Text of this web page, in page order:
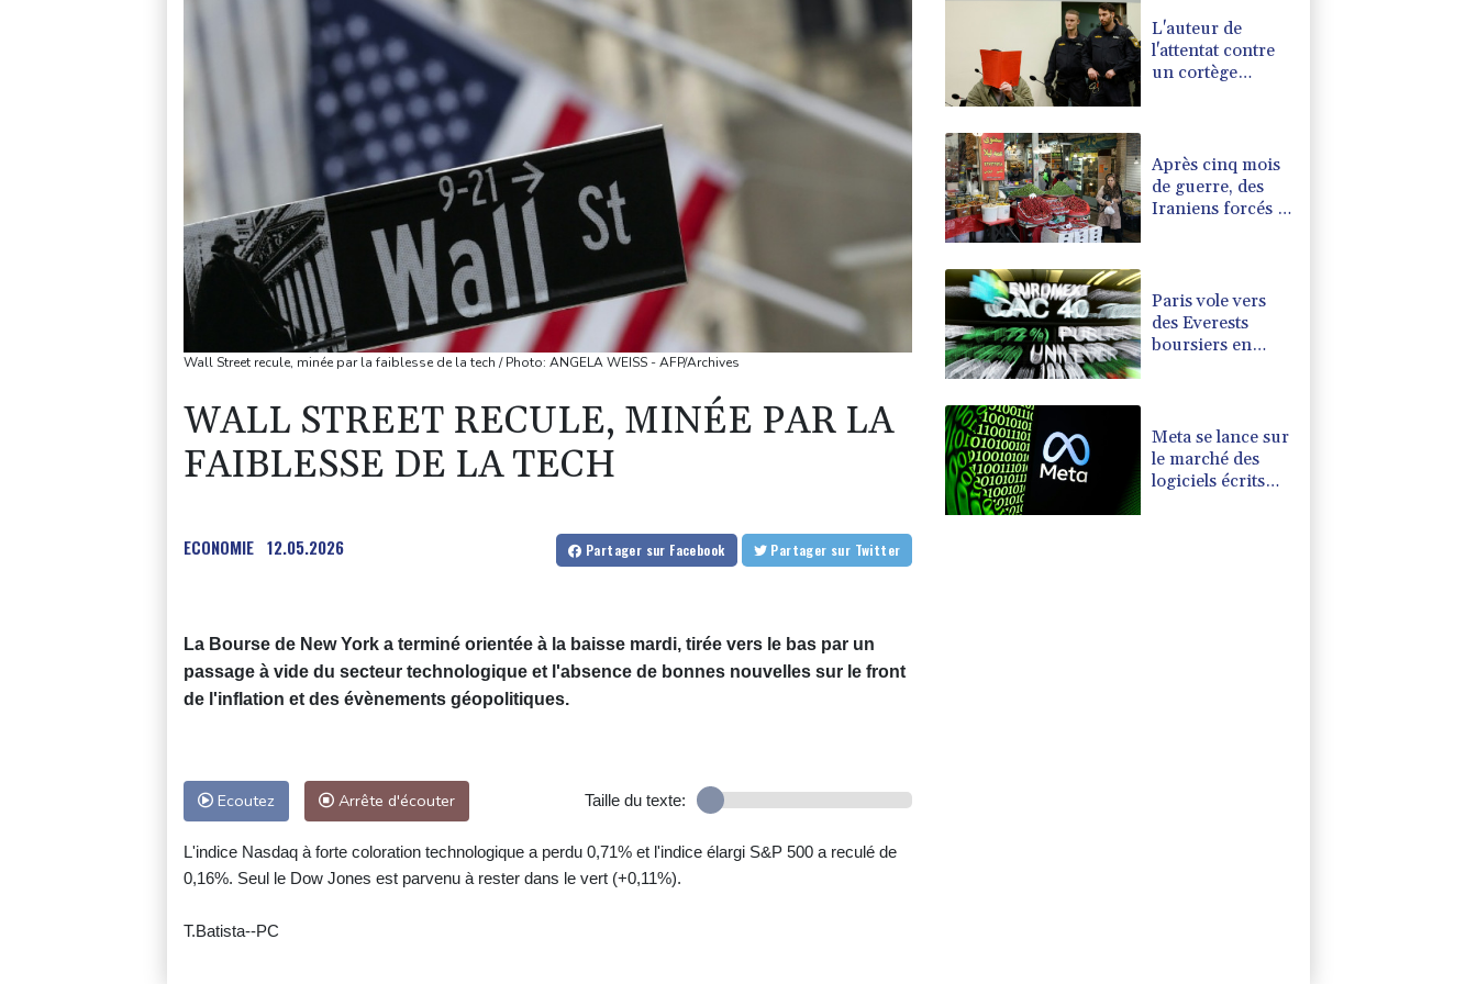
Wall Street recule, minée par la faiblesse de la tech / Photo: ANGELA WEISS - AFP/Archives
WALL STREET RECULE, MINÉE PAR LA
FAIBLESSE DE LA TECH
ECONOMIE 12.05.2026 Partager sur Facebook Partager sur Twitter
La Bourse de New York a terminé orientée à la baisse mardi, tirée vers le bas par un
passage à vide du secteur technologique et l'absence de bonnes nouvelles sur le front
de l'inflation et des évènements géopolitiques.
Ecoutez Arrête d'écouter Taille du texte:
L'indice Nasdaq à forte coloration technologique a perdu 0,71% et l'indice élargi S&P 500 a reculé de
0,16%. Seul le Dow Jones est parvenu à rester dans le vert (+0,11%).
T.Batista--PC
L'auteur de
l'attentat contre
un cortège
prison à
perpétuité
Après cinq mois
de guerre, des
Iraniens forcés à
Paris vole vers
des Everests
boursiers en
Meta se lance sur
le marché des
logiciels écrits